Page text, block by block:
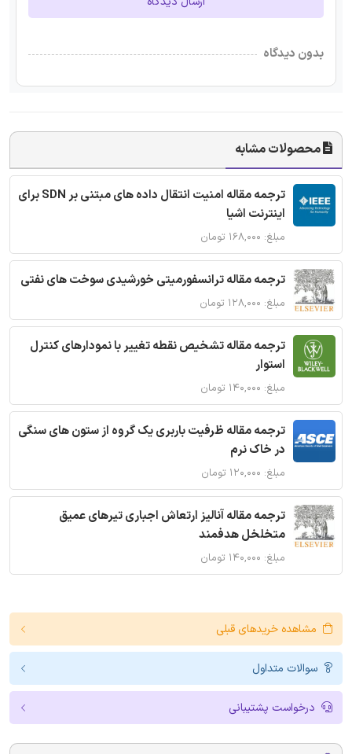
بدون دیدگاه
محصولات مشابه
ترجمه مقاله امنیت انتقال داده های مبتنی بر SDN برای
اینترنت اشیا
مبلغ: ۱۶۸,۰۰۰ تومان
ترجمه مقاله ترانسفورمیتی خورشیدی سوخت های نفتی
مبلغ: ۱۲۸,۰۰۰ تومان
ترجمه مقاله تشخیص نقطه تغییر با نمودارهای کنترل
استوار
مبلغ: ۱۴۰,۰۰۰ تومان
ترجمه مقاله ظرفیت باربری یک گروه از ستون های سنگی
در خاک نرم
مبلغ: ۱۲۰,۰۰۰ تومان
ترجمه مقاله آنالیز ارتعاش اجباری تیرهای عمیق
متخلخل هدفمند
مبلغ: ۱۴۰,۰۰۰ تومان
مشاهده خریدهای قبلی
سوالات متداول
درخواست پشتیبانی